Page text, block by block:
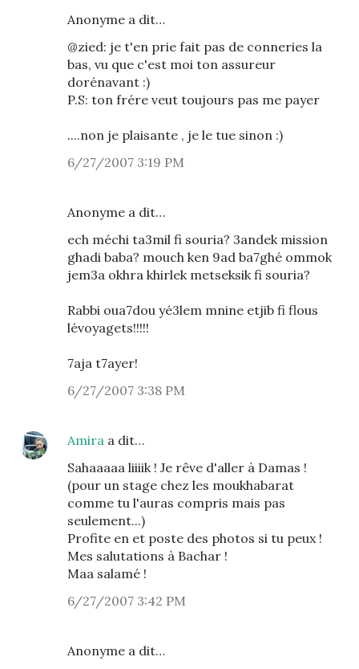
Anonyme a dit…
@zied: je t'en prie fait pas de conneries la
bas, vu que c'est moi ton assureur
dorénavant :)
P.S: ton frére veut toujours pas me payer
....non je plaisante , je le tue sinon :)
6/27/2007 3:19 PM
Anonyme a dit…
ech méchi ta3mil fi souria? 3andek mission
ghadi baba? mouch ken 9ad ba7ghé ommok
jem3a okhra khirlek metseksik fi souria?
Rabbi oua7dou yé3lem mnine etjib fi flous
lévoyagets!!!!!
7aja t7ayer!
6/27/2007 3:38 PM
Amira a dit…
Sahaaaaa liiiik ! Je rêve d'aller à Damas !
(pour un stage chez les moukhabarat
comme tu l'auras compris mais pas
seulement...)
Profite en et poste des photos si tu peux !
Mes salutations à Bachar !
Maa salamé !
6/27/2007 3:42 PM
Anonyme a dit…